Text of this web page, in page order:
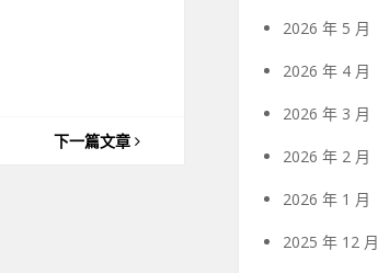
下一篇文章
2026 年 5 月
2026 年 4 月
2026 年 3 月
2026 年 2 月
2026 年 1 月
2025 年 12 月